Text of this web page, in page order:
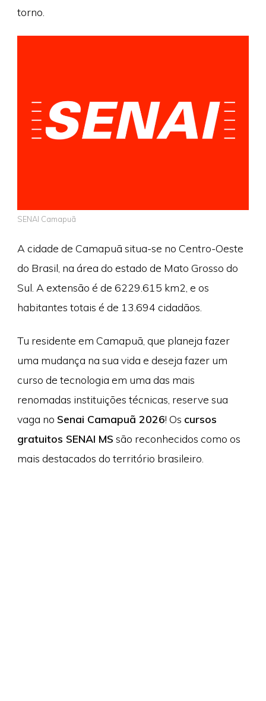
torno.
SENAI Camapuã
A cidade de Camapuã situa-se no Centro-Oeste
do Brasil, na área do estado de Mato Grosso do
Sul. A extensão é de 6229.615 km2, e os
habitantes totais é de 13.694 cidadãos.
Tu residente em Camapuã, que planeja fazer
uma mudança na sua vida e deseja fazer um
curso de tecnologia em uma das mais
renomadas instituições técnicas, reserve sua
vaga no Senai Camapuã 2026! Os cursos
gratuitos SENAI MS são reconhecidos como os
mais destacados do território brasileiro.